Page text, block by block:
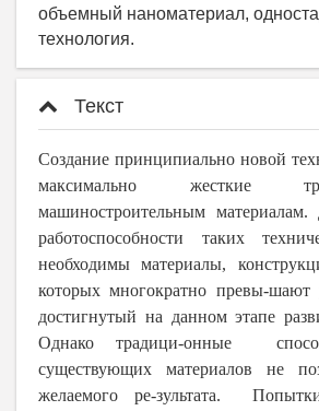
объемный наноматериал,
технология.
Текст
Создание принципиально новой
максимально жесткие
машиностроительным материалам.
работоспособности таких
необходимы материалы,
которых многократно превы-шают
достигнутый на данном этапе
Однако традици-онные
существующих материалов не
желаемого ре-зультата.